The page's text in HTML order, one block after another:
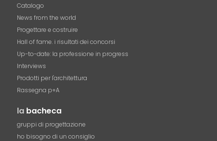
Catalogo
News from the world
Progettare e costruire
Hall of fame. i risultati dei concorsi
Up-to-date: la professione in progress
Interviews
Prodotti per l'architettura
Rassegna p+A
la bacheca
gruppi di progettazione
ho bisogno di un consiglio